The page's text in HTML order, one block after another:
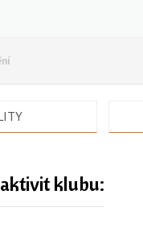
klubu: